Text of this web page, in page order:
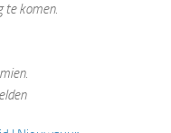
te komen.